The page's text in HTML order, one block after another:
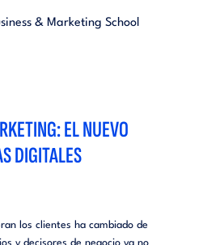
& Marketing School
EL NUEVO
DIGITALES
los clientes ha cambiado de